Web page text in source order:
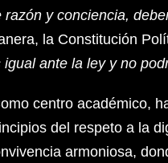
razón y conciencia,
la Constitución
igual ante la ley y no
centro académico,
del respeto a la
armoniosa,